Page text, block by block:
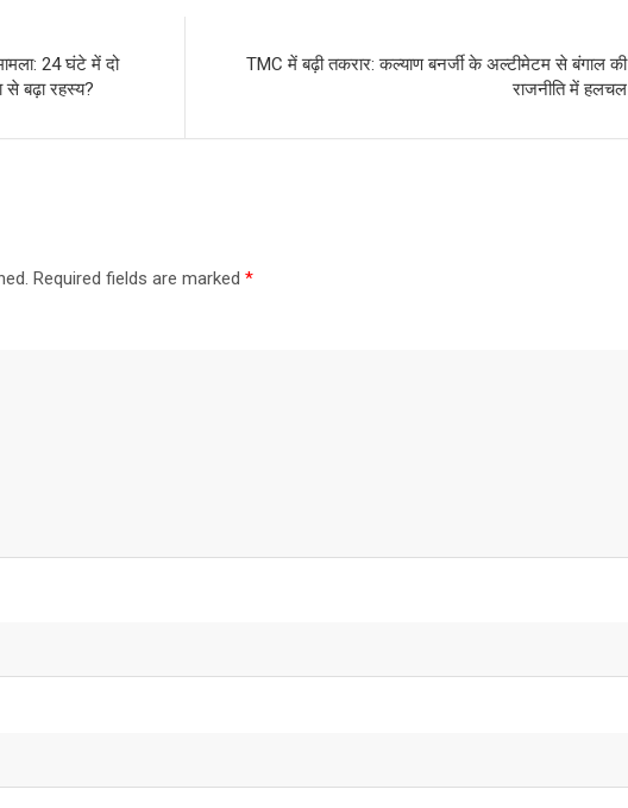
24 घंटे में दो
से बढ़ा रहस्य?
TMC में बढ़ी तकरार: कल्याण बनर्जी के अल्टीमेटम से बंगाल की
राजनीति में हलचल
Required fields are marked*